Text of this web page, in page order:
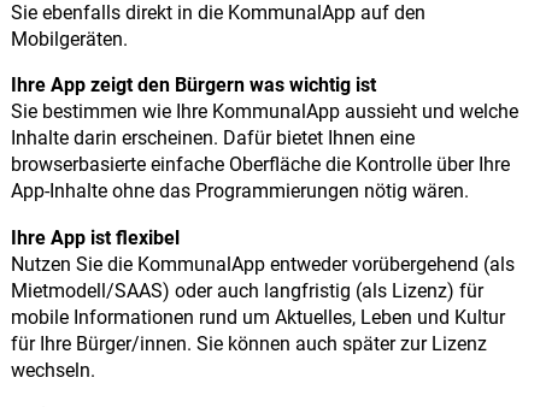
Sie ebenfalls direkt in die KommunalApp auf den
Mobilgeräten.
Ihre App zeigt den Bürgern was wichtig ist
Sie bestimmen wie Ihre KommunalApp aussieht und welche
Inhalte darin erscheinen. Dafür bietet Ihnen eine
browserbasierte einfache Oberfläche die Kontrolle über Ihre
App-Inhalte ohne das Programmierungen nötig wären.
Ihre App ist flexibel
Nutzen Sie die KommunalApp entweder vorübergehend (als
Mietmodell/SAAS) oder auch langfristig (als Lizenz) für
mobile Informationen rund um Aktuelles, Leben und Kultur
für Ihre Bürger/innen. Sie können auch später zur Lizenz
wechseln.